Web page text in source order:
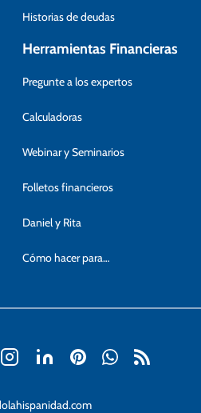
Historias de deudas
Herramientas Financieras
Pregunte a los expertos
Calculadoras
Webinar y Seminarios
Folletos financieros
Daniel y Rita
Cómo hacer para…